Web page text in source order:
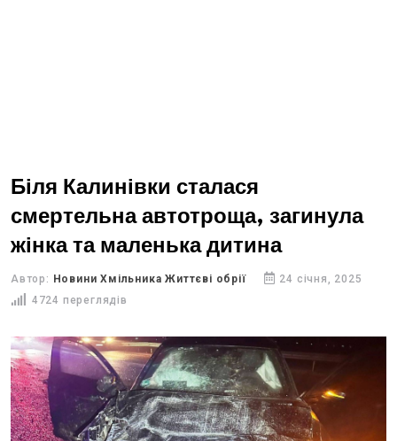
Біля Калинівки сталася
смертельна автотроща, загинула
жінка та маленька дитина
Автор: Новини Хмільника Життєві обрії
24 січня, 2025
4724 переглядів